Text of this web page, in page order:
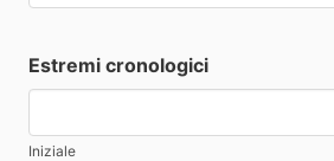
Estremi cronologici
Iniziale